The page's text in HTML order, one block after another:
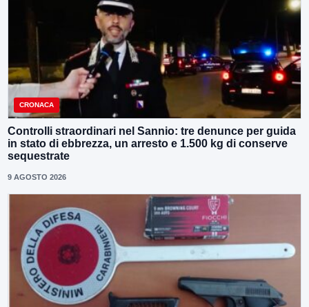
CRONACA
Controlli straordinari nel Sannio: tre denunce per guida
in stato di ebbrezza, un arresto e 1.500 kg di conserve
sequestrate
9 AGOSTO 2026